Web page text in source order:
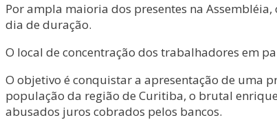
Por ampla maioria dos presentes na
dia de duração.
O local de concentração dos trabalhadores em
O objetivo é conquistar a apresentação de uma
população da região de Curitiba, o brutal
abusados juros cobrados pelos bancos.